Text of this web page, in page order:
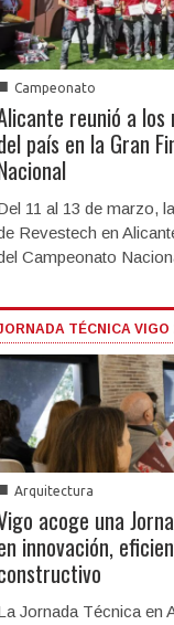
Campeonato
reunió a
país en la Gran
11 al 13 de marzo,
Revestech en
Campeonato
TÉCNICA VIGO
Arquitectura
acoge una
innovación,
Jornada Técnica en